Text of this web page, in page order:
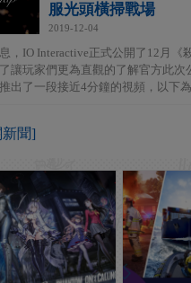
服光頭橫掃戰場
2019-12-04
，IO Interactive正式公開了12月《
讓玩家們更為直觀的了解官方此次
出了一段接近4分鐘的視頻，以下
聞]